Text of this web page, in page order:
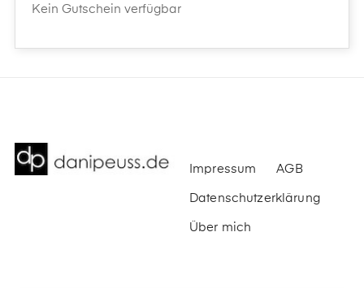
Kein Gutschein verfügbar
Impressum AGB
Datenschutzerklärung
Über mich